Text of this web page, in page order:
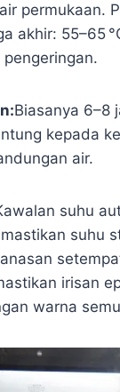
permukaan.
akhir: 55–65
Biasanya 6–8
kepada
air.
suhu
suhu
irisan
warna